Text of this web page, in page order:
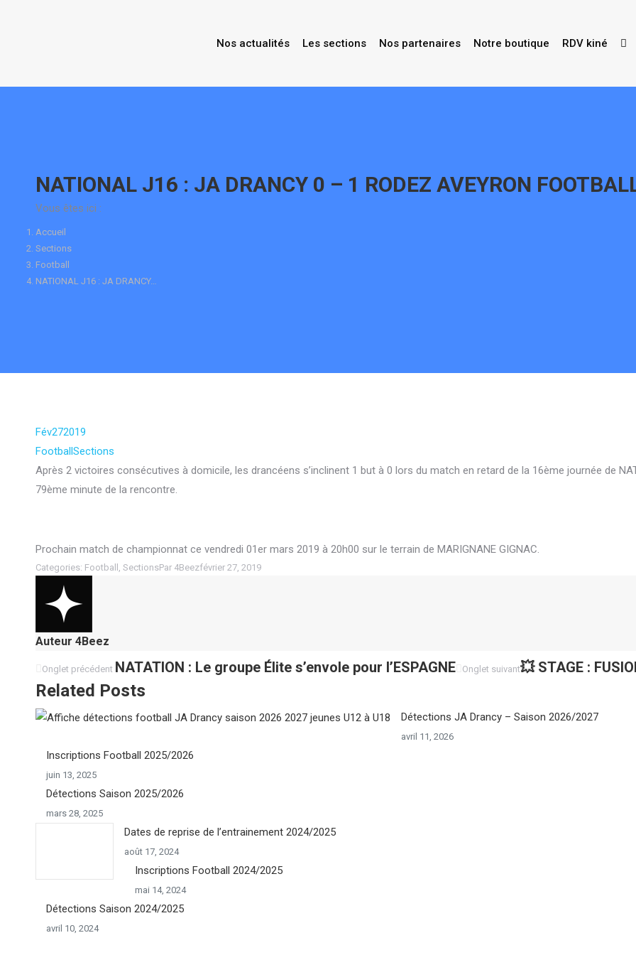
Nos actualités Les sections Nos partenaires Notre boutique RDV kiné
NATIONAL J16 : JA DRANCY 0 – 1 RODEZ AVEYRON
Vous êtes ici :
Accueil
Sections
Football
NATIONAL J16 : JA DRANCY…
Fév272019
FootballSections
Après 2 victoires consécutives à domicile, les drancéens s’inclinent 1 but à 0 lors du match en retard de la 16ème journée de
79ème minute de la rencontre.
Prochain match de championnat ce vendredi 01er mars 2019 à 20h00 sur le terrain de MARIGNANE GIGNAC.
Categories: Football , SectionsPar 4Beezfévrier 27, 2019
Auteur 4Beez
Navigation
de
Onglet précédent Onglet
précédent
NATATION : Le groupe Élite s’envole pour l’ESPAGNE Onglet suivantOnglet
💥 STAGE :
Related Posts
Détections JA Drancy – Saison 2026/2027
avril 11, 2026
Inscriptions Football 2025/2026
juin 13, 2025
Détections Saison 2025/2026
mars 28, 2025
Dates de reprise de l’entrainement 2024/2025
août 17, 2024
Inscriptions Football 2024/2025
mai 14, 2024
Détections Saison 2024/2025
avril 10, 2024